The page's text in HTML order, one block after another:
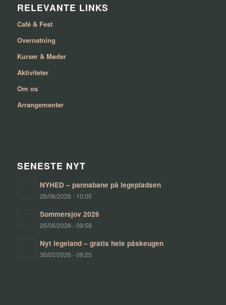
RELEVANTE LINKS
Café & Fest
Overnatning
Kurser & Møder
Aktiviteter
Om os
Arrangementer
SENESTE NYT
NYHED – pannabane på legepladsen
26/06/2026 - 10:05
Sommersjov 2026
26/06/2026 - 09:58
Nyt legeland – gratis hele påskeugen
30/03/2026 - 09:25